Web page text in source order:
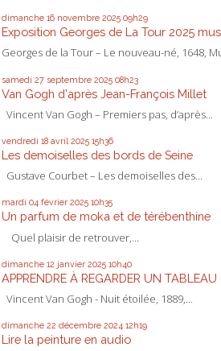
dimanche 16 novembre 2025 09h29
Exposition Georges de La Tour 2025
Georges de la Tour – Le nouveau-né, 1648,
samedi 27 septembre 2025 08h23
Van Gogh d'après Jean-François Millet
Vincent Van Gogh – Premiers pas, d’après...
vendredi 18 avril 2025 15h36
Les demoiselles des bords de Seine
Gustave Courbet – Les demoiselles des...
mardi 04 février 2025 10h35
Un parfum de moka et de térébenthine
Quel plaisir de retrouver,...
dimanche 12 janvier 2025 10h40
APPRENDRE À REGARDER UN TABLEAU
Vincent Van Gogh - Nuit étoilée, 1889,...
dimanche 22 décembre 2024 12h19
Lire la peinture en audio